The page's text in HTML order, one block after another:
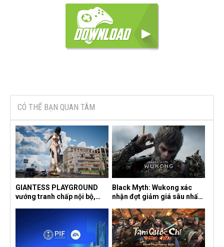
CÓ THỂ BẠN QUAN TÂM
GIANTESS PLAYGROUND
vướng tranh chấp nội bộ,
ngầm chiếm đoạt doanh thu
Black Myth: Wukong xác
nhận đợt giảm giá sâu nhất
trên mọi nền tảng